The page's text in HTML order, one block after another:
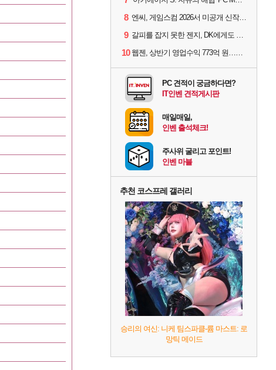
8 엔씨, 게임스컴 2026서 미공개 신작 최초 공개
9 갈피를 잡지 못한 젠지, DK에게도 0:2 패배
10 웹젠, 상반기 영업수익 773억 원…순이익 89% 증가
PC 견적이 궁금하다면?
IT인벤 견적게시판
매일매일,
인벤 출석체크!
주사위 굴리고 포인트!
인벤 마블
추천 코스프레 갤러리
승리의 여신: 니케 팀스파클-륨 마스트: 로
망틱 메이드